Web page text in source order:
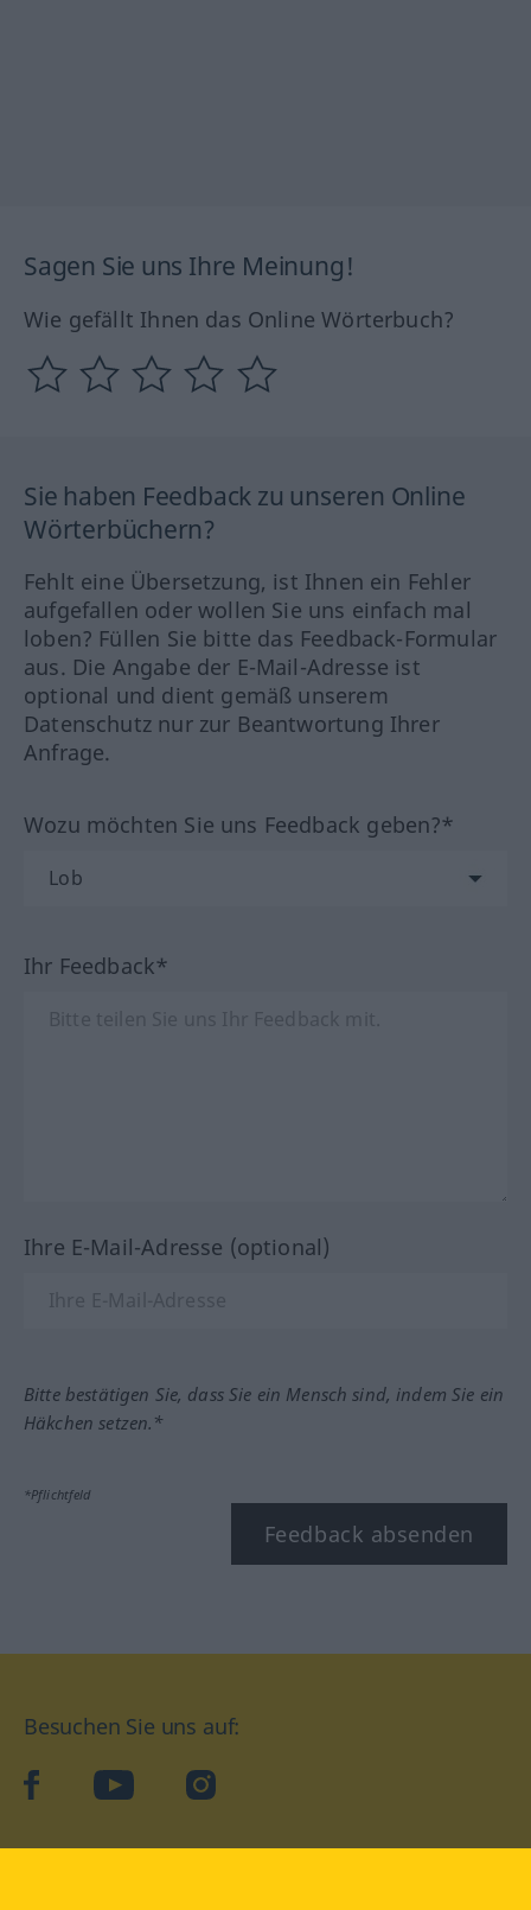
Sagen Sie uns Ihre Meinung!
Wie gefällt Ihnen das Online Wörterbuch?
Sie haben Feedback zu unseren Online
Wörterbüchern?
Fehlt eine Übersetzung, ist Ihnen ein Fehler
aufgefallen oder wollen Sie uns einfach mal
loben? Füllen Sie bitte das Feedback-Formular
aus. Die Angabe der E-Mail-Adresse ist
optional und dient gemäß unserem
Datenschutz nur zur Beantwortung Ihrer
Anfrage.
Wozu möchten Sie uns Feedback geben?*
Ihr Feedback*
Ihre E-Mail-Adresse (optional)
Bitte bestätigen Sie, dass Sie ein Mensch sind, indem Sie ein
Häkchen setzen.*
*Pflichtfeld
Feedback absenden
Besuchen Sie uns auf:
facebookYouTube Instagram